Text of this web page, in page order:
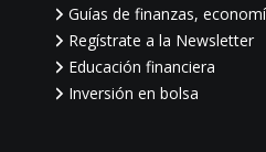
Guías de finanzas,
Regístrate a la Newsletter
Educación financiera
Inversión en bolsa